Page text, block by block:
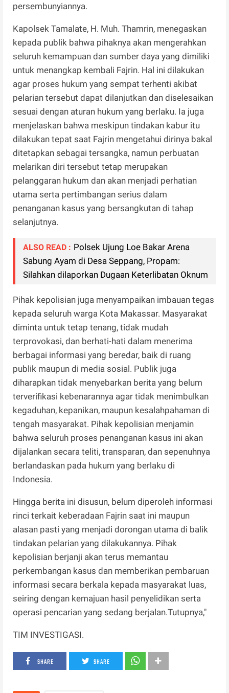
persembunyiannya.
Kapolsek Tamalate, H. Muh. Thamrin, menegaskan
kepada publik bahwa pihaknya akan mengerahkan
seluruh kemampuan dan sumber daya yang dimiliki
untuk menangkap kembali Fajrin. Hal ini dilakukan
agar proses hukum yang sempat terhenti akibat
pelarian tersebut dapat dilanjutkan dan diselesaikan
sesuai dengan aturan hukum yang berlaku. Ia juga
menjelaskan bahwa meskipun tindakan kabur itu
dilakukan tepat saat Fajrin mengetahui dirinya bakal
ditetapkan sebagai tersangka, namun perbuatan
melarikan diri tersebut tetap merupakan
pelanggaran hukum dan akan menjadi perhatian
utama serta pertimbangan serius dalam
penanganan kasus yang bersangkutan di tahap
selanjutnya.
ALSO READ : Polsek Ujung Loe Bakar Arena
Sabung Ayam di Desa Seppang, Propam:
Silahkan dilaporkan Dugaan Keterlibatan Oknum
Pihak kepolisian juga menyampaikan imbauan tegas
kepada seluruh warga Kota Makassar. Masyarakat
diminta untuk tetap tenang, tidak mudah
terprovokasi, dan berhati-hati dalam menerima
berbagai informasi yang beredar, baik di ruang
publik maupun di media sosial. Publik juga
diharapkan tidak menyebarkan berita yang belum
terverifikasi kebenarannya agar tidak menimbulkan
kegaduhan, kepanikan, maupun kesalahpahaman di
tengah masyarakat. Pihak kepolisian menjamin
bahwa seluruh proses penanganan kasus ini akan
dijalankan secara teliti, transparan, dan sepenuhnya
berlandaskan pada hukum yang berlaku di
Indonesia.
Hingga berita ini disusun, belum diperoleh informasi
rinci terkait keberadaan Fajrin saat ini maupun
alasan pasti yang menjadi dorongan utama di balik
tindakan pelarian yang dilakukannya. Pihak
kepolisian berjanji akan terus memantau
perkembangan kasus dan memberikan pembaruan
informasi secara berkala kepada masyarakat luas,
seiring dengan kemajuan hasil penyelidikan serta
operasi pencarian yang sedang berjalan.Tutupnya,"
TIM INVESTIGASI.
SHARE SHARE